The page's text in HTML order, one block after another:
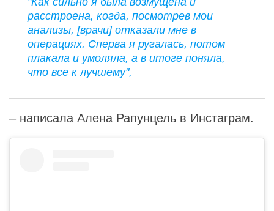
расстроена, когда, посмотрев мои
анализы, [врачи] отказали мне в
операциях. Сперва я ругалась, потом
плакала и умоляла, а в итоге поняла,
что все к лучшему",
– написала Алена Рапунцель в Инстаграм.